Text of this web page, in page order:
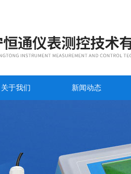
关于我们 新闻动态